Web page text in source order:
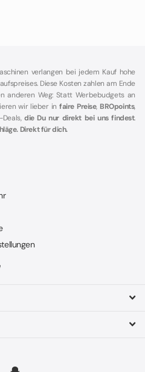
verlangen bei jedem Kauf hohe
Diese Kosten zahlen am Ende
anderen Weg: Statt Werbebudgets an
wir lieber in faire Preise, BROpoints,
die Du nur direkt bei uns findest.
Direkt für dich.